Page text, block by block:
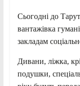
Сьогодні до
вантажівка
закладам
Дивани, ліжка,
подушки,